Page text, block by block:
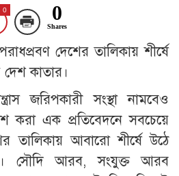
0 0
Shares
দেশের তালিকায় শীর্ষে
দেশ কাতার।
জরিপকারী সংস্থা নামবেও
করা এক প্রতিবেদনে সবচেয়ে
তালিকায় আবারো শীর্ষে উঠে
সৌদি আরব, সংযুক্ত আরব